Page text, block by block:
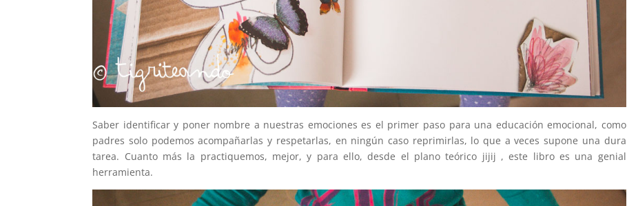
Saber identificar y poner nombre a nuestras emociones es el primer paso para una educación emocional, como
padres solo podemos acompañarlas y respetarlas, en ningún caso reprimirlas, lo que a veces supone una dura
tarea. Cuanto más la practiquemos, mejor, y para ello, desde el plano teórico jijij , este libro es una genial
herramienta.